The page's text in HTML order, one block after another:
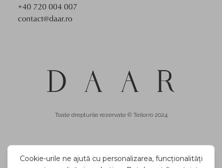
+40 720 004 007
contact@daar.ro
Toate drepturile rezervate © Teilor.ro 2024